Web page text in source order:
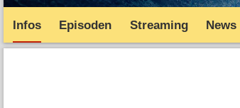
Infos Episoden Streaming News